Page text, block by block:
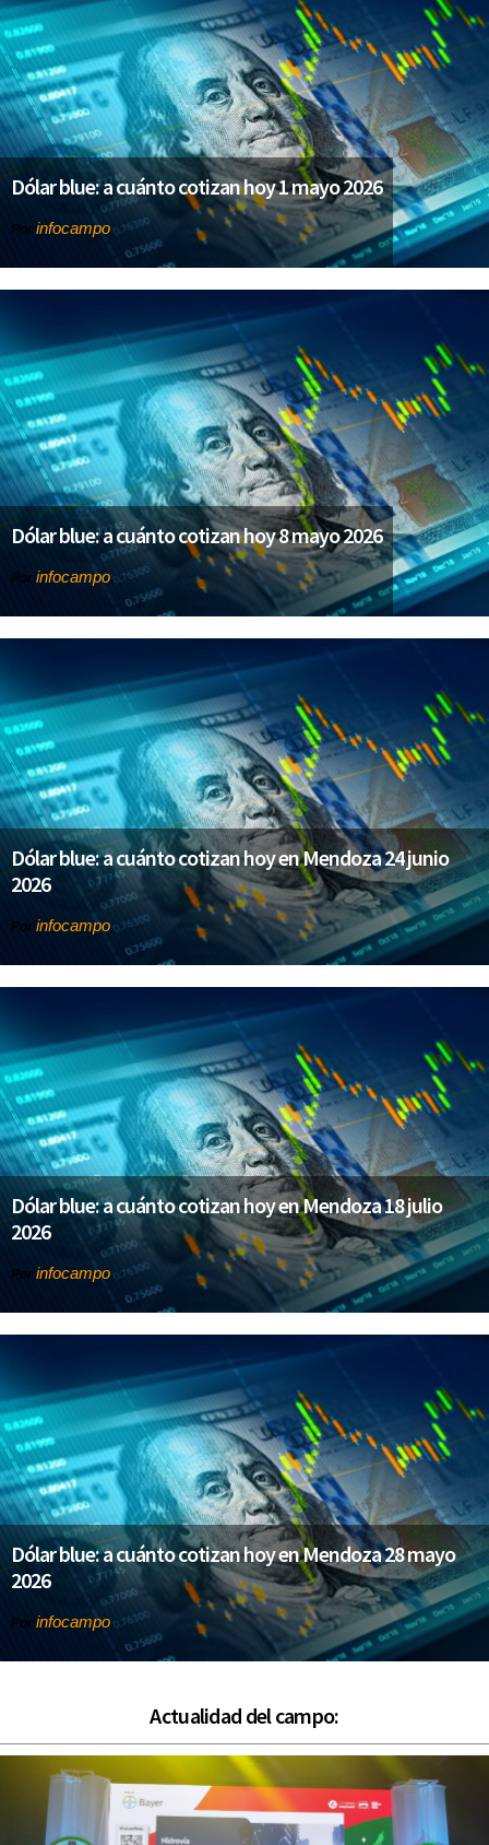
Dólar blue: a cuánto cotizan hoy 1 mayo 2026
Por infocampo
Dólar blue: a cuánto cotizan hoy 8 mayo 2026
Por infocampo
Dólar blue: a cuánto cotizan hoy en Mendoza 24 junio
2026
Por infocampo
Dólar blue: a cuánto cotizan hoy en Mendoza 18 julio
2026
Por infocampo
Dólar blue: a cuánto cotizan hoy en Mendoza 28 mayo
2026
Por infocampo
Actualidad del campo: